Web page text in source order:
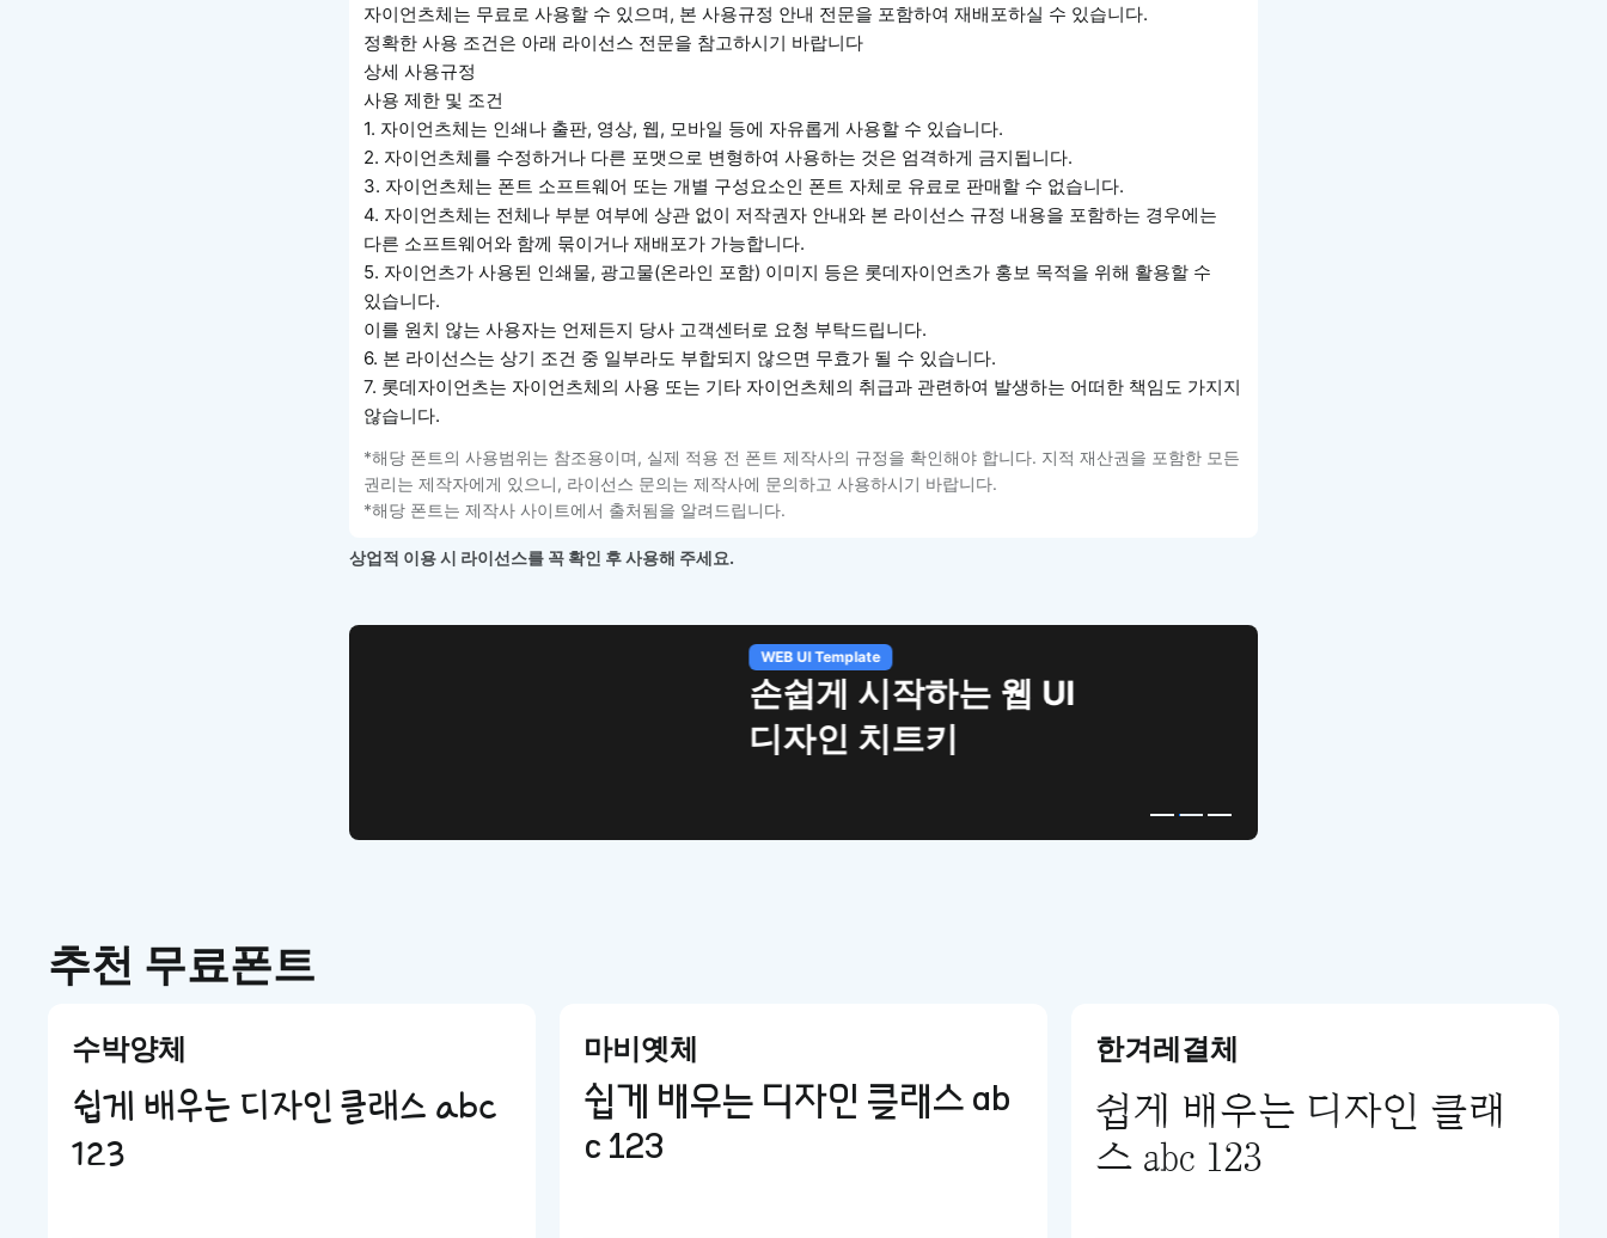
자이언츠체는 무료로 사용할 수 있으며, 본 사용규정 안내 전문을 포함하여 재배포하실 수 있습니다.
정확한 사용 조건은 아래 라이선스 전문을 참고하시기 바랍니다
상세 사용규정
사용 제한 및 조건
1. 자이언츠체는 인쇄나 출판, 영상, 웹, 모바일 등에 자유롭게 사용할 수 있습니다.
2. 자이언츠체를 수정하거나 다른 포맷으로 변형하여 사용하는 것은 엄격하게 금지됩니다.
3. 자이언츠체는 폰트 소프트웨어 또는 개별 구성요소인 폰트 자체로 유료로 판매할 수 없습니다.
4. 자이언츠체는 전체나 부분 여부에 상관 없이 저작권자 안내와 본 라이선스 규정 내용을 포함하는 경우에는
다른 소프트웨어와 함께 묶이거나 재배포가 가능합니다.
5. 자이언츠가 사용된 인쇄물, 광고물(온라인 포함) 이미지 등은 롯데자이언츠가 홍보 목적을 위해 활용할 수
있습니다.
이를 원치 않는 사용자는 언제든지 당사 고객센터로 요청 부탁드립니다.
6. 본 라이선스는 상기 조건 중 일부라도 부합되지 않으면 무효가 될 수 있습니다.
7. 롯데자이언츠는 자이언츠체의 사용 또는 기타 자이언츠체의 취급과 관련하여 발생하는 어떠한 책임도 가지지
않습니다.
*해당 폰트의 사용범위는 참조용이며, 실제 적용 전 폰트 제작사의 규정을 확인해야 합니다. 지적 재산권을 포함한 모든
권리는 제작자에게 있으니, 라이선스 문의는 제작사에 문의하고 사용하시기 바랍니다.
*해당 폰트는 제작사 사이트에서 출처됨을 알려드립니다.
상업적 이용 시 라이선스를 꼭 확인 후 사용해 주세요.
추천 무료폰트
수박양체
쉽게 배우는 디자인 클래스 abc
123
마비옛체
쉽게 배우는 디자인 클래스 ab
c 123
한겨레결체
쉽게 배우는 디자인 클래
스 abc 123